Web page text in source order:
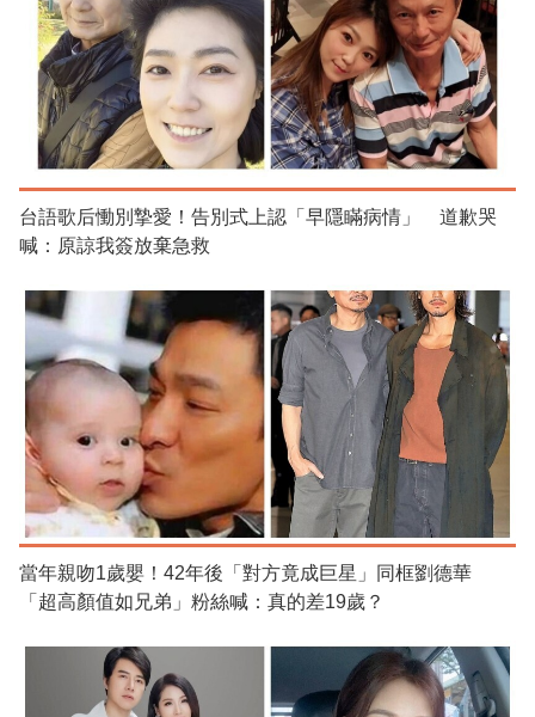
台語歌后慟別摯愛！告別式上認「早隱瞞病情」 道歉哭
喊：原諒我簽放棄急救
當年親吻1歲嬰！42年後「對方竟成巨星」同框劉德華
「超高顏值如兄弟」粉絲喊：真的差19歲？